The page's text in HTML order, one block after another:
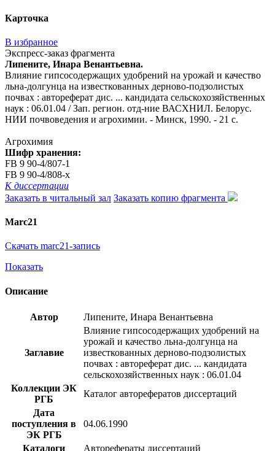
Карточка
В избранное
Экспресс-заказ фрагмента
Липените, Инара Венантьевна.
Влияние гипсосодержащих удобрений на урожай и качество
льна-долгунца на известкованных дерново-подзолистых
почвах : автореферат дис. ... кандидата сельскохозяйственных
наук : 06.01.04 / Зап. регион. отд-ние ВАСХНИЛ. Белорус.
НИИ почвоведения и агрохимии. - Минск, 1990. - 21 с.
Агрохимия
Шифр хранения:
FB 9 90-4/807-1
FB 9 90-4/808-x
К диссертации
Заказать в читальный зал Заказать копию фрагмента
Marc21
Скачать marc21-запись
Показать
Описание
Автор Липените, Инара Венантьевна
Заглавие
Влияние гипсосодержащих удобрений на
урожай и качество льна-долгунца на
известкованных дерново-подзолистых
почвах : автореферат дис. ... кандидата
сельскохозяйственных наук : 06.01.04
Коллекции ЭК
РГБ
Каталог авторефератов диссертаций
Дата
поступления в
ЭК РГБ
04.06.1990
Каталоги
Авторефераты диссертаций